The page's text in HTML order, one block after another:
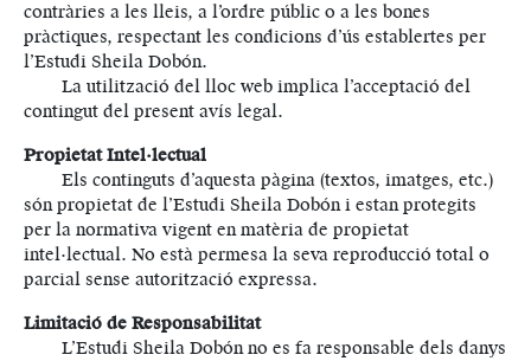
contràries a les lleis, a l’ordre públic o a les bones
pràctiques, respectant les condicions d’ús establertes per
l’Estudi Sheila Dobón.
La utilització del lloc web implica l’acceptació del
contingut del present avís legal.
Propietat Intel·lectual
Els continguts d’aquesta pàgina (textos, imatges, etc.)
són propietat de l’Estudi Sheila Dobón i estan protegits
per la normativa vigent en matèria de propietat
intel·lectual. No està permesa la seva reproducció total o
parcial sense autorització expressa.
Limitació de Responsabilitat
L’Estudi Sheila Dobón no es fa responsable dels danys